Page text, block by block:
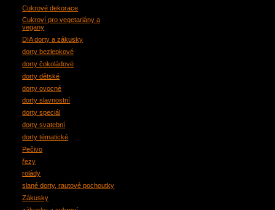
Cukrové dekorace
Cukroví pro vegetariány a
vegany
DIA dorty a zákusky
dorty bezlepkové
dorty čokoládové
dorty dětské
dorty ovocné
dorty slavnostní
dorty speciál
dorty svatební
dorty tématické
Pečivo
řezy
rolády
slané dorty, rautové pochoutky
Zákusky